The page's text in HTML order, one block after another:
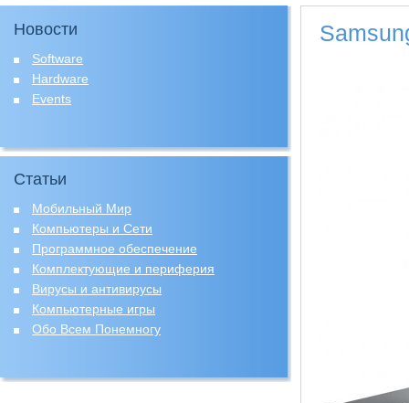
Новости
Software
Hardware
Events
Статьи
Мобильный Мир
Компьютеры и Сети
Программное обеспечение
Комплектующие и периферия
Вирусы и антивирусы
Компьютерные игры
Обо Всем Понемногу